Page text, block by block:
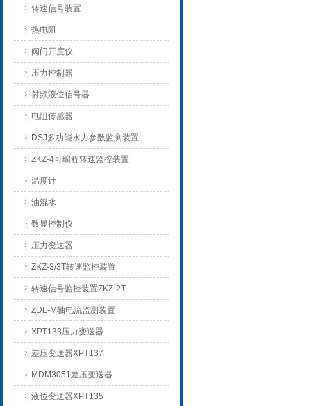
转速信号装置
热电阻
阀门开度仪
压力控制器
射频液位信号器
电阻传感器
DSJ多功能水力参数监测装置
ZKZ-4可编程转速监控装置
温度计
油混水
数显控制仪
压力变送器
ZKZ-3/3T转速监控装置
转速信号监控装置ZKZ-2T
ZDL-M轴电流监测装置
XPT133压力变送器
差压变送器XPT137
MDM3051差压变送器
液位变送器XPT135